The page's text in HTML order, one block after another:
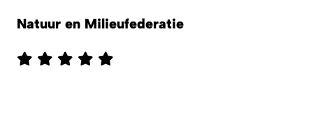
Natuur en Milieufederatie